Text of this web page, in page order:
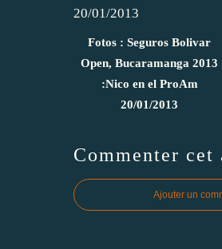
Fotos : Seguros Bolivar
Open, Bucaramanga 2013
:Nico en el ProAm
20/01/2013
Commenter
Ajouter un